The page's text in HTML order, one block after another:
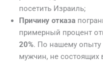
посетить Израиль;
Причину отказа
примерный процент
20%. По нашему опыту
мужчин, не состоящих